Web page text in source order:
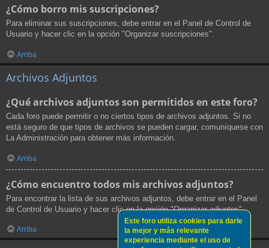
¿Cómo borro mis suscripciones?
Para eliminar sus suscripciones, debe entrar en el Panel de Control de
Usuario y hacer clic en la opción "Organizar suscripciones".
Arriba
Archivos Adjuntos
¿Qué archivos adjuntos son permitidos en este foro?
Cada foro puede permitir o no ciertos tipos de archivos adjuntos. Si no
está seguro de que tipos de archivos se pueden cargar, comuníquese con
La Administración para obtener más información.
Arriba
¿Cómo encuentro todos mis archivos adjuntos?
Para encontrar la lista de sus archivos adjuntos, debe entrar en el Panel
de Control de Usuario y hacer clic en la opción "Organizar adjuntos".
Arriba
Este foro utiliza cookies para darle
la mejor y más relevante
experiencia mediante el uso de